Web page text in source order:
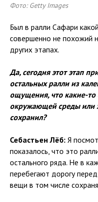
Фото: Getty Images
Был в ралли Сафари
совершенно не похожий
других этапах.
Да, сегодня этот этап
остальных ралли из
ощущения, что какие-то
окружающей среды или
сохранил?
Себастьен Лёб: Я
показалось, что это
остального ряда. Не в
перебегают дорогу
вещи в том числе